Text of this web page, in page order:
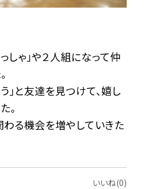
しゃ」や２人組になって仲
」と友達を見つけて、嬉し
。
る機会を増やしていきた
いいね(0)